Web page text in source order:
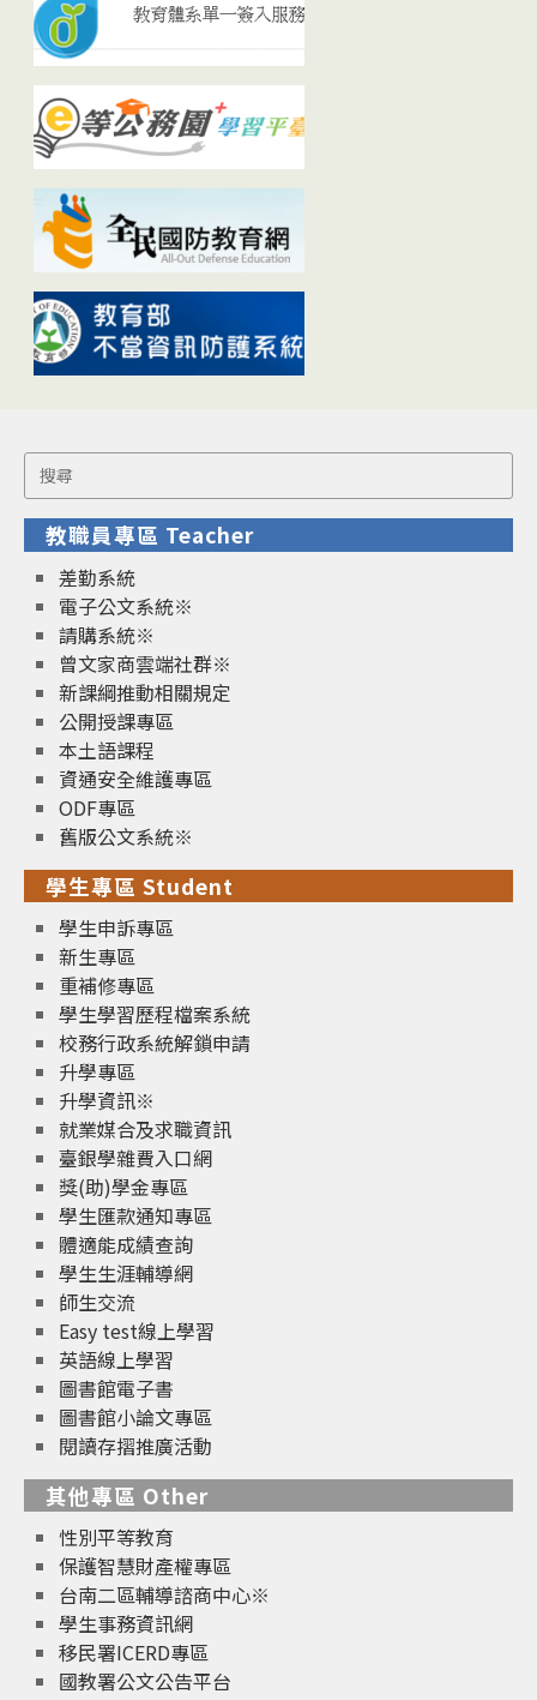
Search
for:
教職員專區 Teacher
差勤系統
電子公文系統※
請購系統※
曾文家商雲端社群※
新課綱推動相關規定
公開授課專區
本土語課程
資通安全維護專區
ODF專區
舊版公文系統※
學生專區 Student
學生申訴專區
新生專區
重補修專區
學生學習歷程檔案系統
校務行政系統解鎖申請
升學專區
升學資訊※
就業媒合及求職資訊
臺銀學雜費入口網
獎(助)學金專區
學生匯款通知專區
體適能成績查詢
學生生涯輔導網
師生交流
Easy test線上學習
英語線上學習
圖書館電子書
圖書館小論文專區
閱讀存摺推廣活動
其他專區 Other
性別平等教育
保護智慧財產權專區
台南二區輔導諮商中心※
學生事務資訊網
移民署ICERD專區
國教署公文公告平台